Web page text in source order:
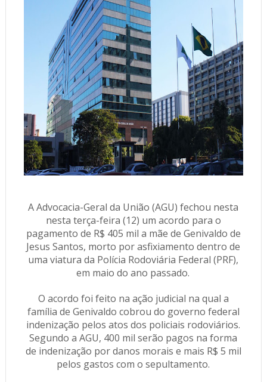
A Advocacia-Geral da União (AGU) fechou nesta
nesta terça-feira (12) um acordo para o
pagamento de R$ 405 mil a mãe de Genivaldo de
Jesus Santos, morto por asfixiamento dentro de
uma viatura da Polícia Rodoviária Federal (PRF),
em maio do ano passado.
O acordo foi feito na ação judicial na qual a
família de Genivaldo cobrou do governo federal
indenização pelos atos dos policiais rodoviários.
Segundo a AGU, 400 mil serão pagos na forma
de indenização por danos morais e mais R$ 5 mil
pelos gastos com o sepultamento.